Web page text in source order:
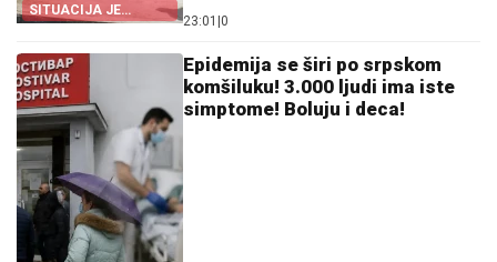
SITUACIJA JE
DRAMATIČNA
23:01 0
Epidemija se širi po srpskom
komšiluku! 3.000 ljudi ima iste
simptome! Boluju i deca!